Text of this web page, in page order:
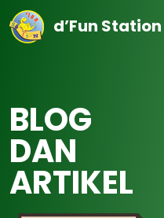
d’Fun Station
BLOG
DAN
ARTIKEL